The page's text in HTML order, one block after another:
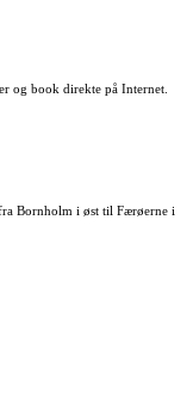
og book direkte på Internet.
Bornholm i øst til Færøerne i